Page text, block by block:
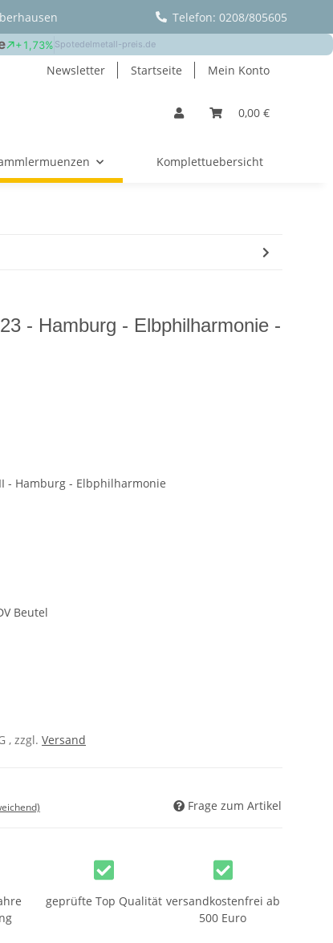
Telefon: 0208/805605
Newsletter Startseite Mein Konto
0,00 €
Komplettuebersicht
- Hamburg - Elbphilharmonie -
- Hamburg - Elbphilharmonie
Beutel
, zzgl. Versand
Frage zum Artikel
geprüfte Top Qualität versandkostenfrei ab
500 Euro